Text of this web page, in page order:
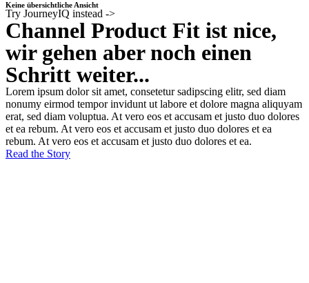
Keine übersichtliche Ansicht
Try JourneyIQ instead ->
Channel Product Fit ist nice,
wir gehen aber noch einen
Schritt weiter...
Lorem ipsum dolor sit amet, consetetur sadipscing elitr, sed diam
nonumy eirmod tempor invidunt ut labore et dolore magna aliquyam
erat, sed diam voluptua. At vero eos et accusam et justo duo dolores
et ea rebum. At vero eos et accusam et justo duo dolores et ea
rebum. At vero eos et accusam et justo duo dolores et ea.
Read the Story